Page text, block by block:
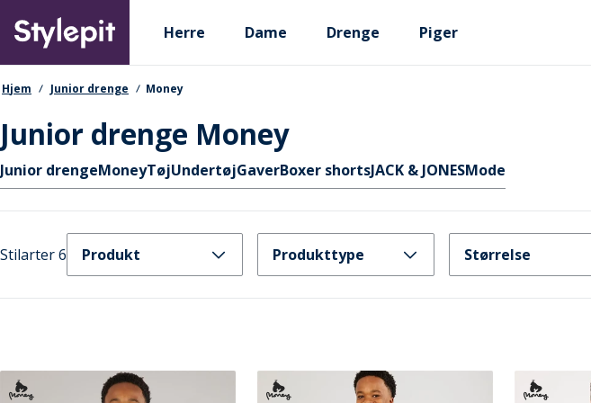
main
content
Primary departments
Herre Dame Drenge Piger
navigationssti
Hjem Junior drenge Money
Junior drenge Money
Hurtige links
Junior drengeMoneyTøjUndertøjGaverBoxer shortsJACK & JONESMode
Stilarter 6 Produkt Produkttype Størrelse